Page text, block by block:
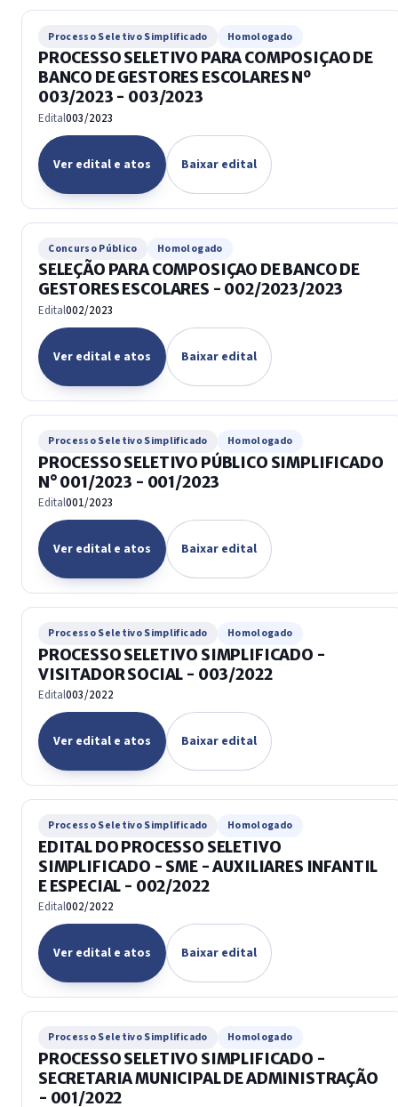
Processo Seletivo Simplificado Homologado
PROCESSO SELETIVO PARA COMPOSIÇAO DE
BANCO DE GESTORES ESCOLARES Nº
003/2023 - 003/2023
Edital003/2023
Ver edital e atos Baixar edital
Concurso Público Homologado
SELEÇÃO PARA COMPOSIÇAO DE BANCO DE
GESTORES ESCOLARES - 002/2023/2023
Edital002/2023
Ver edital e atos Baixar edital
Processo Seletivo Simplificado Homologado
PROCESSO SELETIVO PÚBLICO SIMPLIFICADO
N° 001/2023 - 001/2023
Edital001/2023
Ver edital e atos Baixar edital
Processo Seletivo Simplificado Homologado
PROCESSO SELETIVO SIMPLIFICADO -
VISITADOR SOCIAL - 003/2022
Edital003/2022
Ver edital e atos Baixar edital
Processo Seletivo Simplificado Homologado
EDITAL DO PROCESSO SELETIVO
SIMPLIFICADO - SME - AUXILIARES INFANTIL
E ESPECIAL - 002/2022
Edital002/2022
Ver edital e atos Baixar edital
Processo Seletivo Simplificado Homologado
PROCESSO SELETIVO SIMPLIFICADO -
SECRETARIA MUNICIPAL DE ADMINISTRAÇÃO
- 001/2022